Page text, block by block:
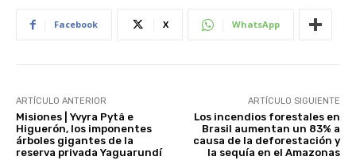
Facebook X WhatsApp
ARTÍCULO ANTERIOR
Misiones | Yvyra Pytâ e
Higuerón, los imponentes
árboles gigantes de la
reserva privada Yaguarundí
ARTÍCULO SIGUIENTE
Los incendios forestales en
Brasil aumentan un 83% a
causa de la deforestación y
la sequía en el Amazonas